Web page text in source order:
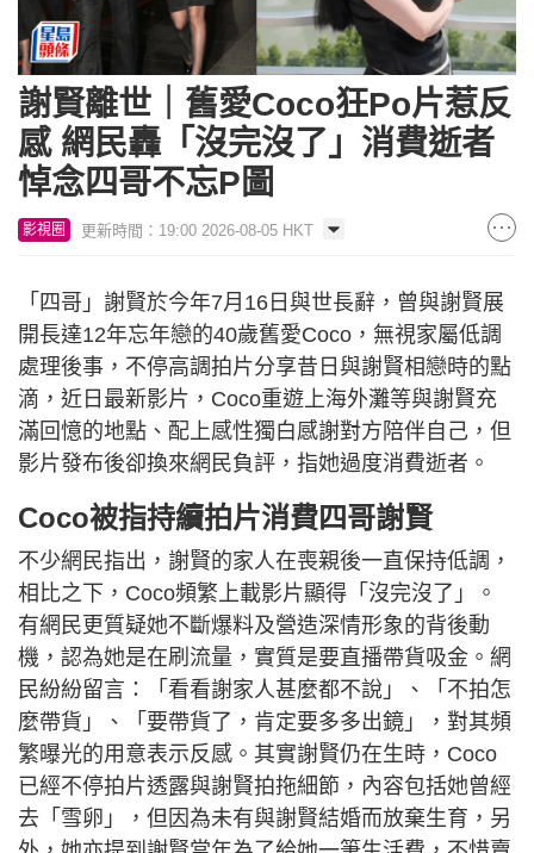
謝賢離世｜舊愛Coco狂Po片惹反
感 網民轟「沒完沒了」消費逝者
悼念四哥不忘P圖
影視圈 更新時間：19:00 2026-08-05 HKT
「四哥」謝賢於今年7月16日與世長辭，曾與謝賢展
開長達12年忘年戀的40歲舊愛Coco，無視家屬低調
處理後事，不停高調拍片分享昔日與謝賢相戀時的點
滴，近日最新影片，Coco重遊上海外灘等與謝賢充
滿回憶的地點、配上感性獨白感謝對方陪伴自己，但
影片發布後卻換來網民負評，指她過度消費逝者。
Coco被指持續拍片消費四哥謝賢
不少網民指出，謝賢的家人在喪親後一直保持低調，
相比之下，Coco頻繁上載影片顯得「沒完沒了」。
有網民更質疑她不斷爆料及營造深情形象的背後動
機，認為她是在刷流量，實質是要直播帶貨吸金。網
民紛紛留言：「看看謝家人甚麼都不說」、「不拍怎
麼帶貨」、「要帶貨了，肯定要多多出鏡」，對其頻
繁曝光的用意表示反感。其實謝賢仍在生時，Coco
已經不停拍片透露與謝賢拍拖細節，內容包括她曾經
去「雪卵」，但因為未有與謝賢結婚而放棄生育，另